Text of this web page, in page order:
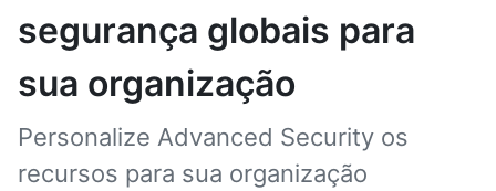
segurança globais para
sua organização
Personalize Advanced Security os
recursos para sua organização